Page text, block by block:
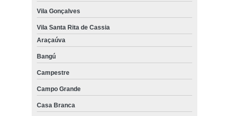
Vila Gonçalves
Vila Santa Rita de Cassia
Araçaúva
Bangú
Campestre
Campo Grande
Casa Branca